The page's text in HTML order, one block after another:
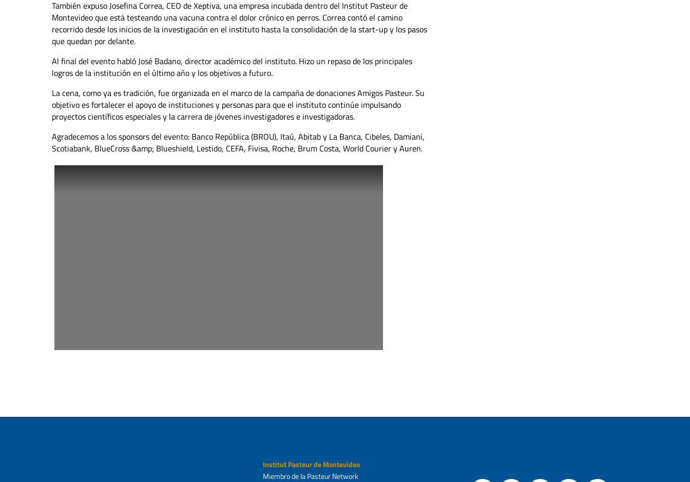
También expuso Josefina Correa, CEO de Xeptiva, una empresa incubada dentro del Institut Pasteur de
Montevideo que está testeando una vacuna contra el dolor crónico en perros. Correa contó el camino
recorrido desde los inicios de la investigación en el instituto hasta la consolidación de la start-up y los pasos
que quedan por delante.
Al final del evento habló José Badano, director académico del instituto. Hizo un repaso de los principales
logros de la institución en el último año y los objetivos a futuro.
La cena, como ya es tradición, fue organizada en el marco de la campaña de donaciones Amigos Pasteur. Su
objetivo es fortalecer el apoyo de instituciones y personas para que el instituto continúe impulsando
proyectos científicos especiales y la carrera de jóvenes investigadores e investigadoras.
Agradecemos a los sponsors del evento: Banco República (BROU), Itaú, Abitab y La Banca, Cibeles, Damiani,
Scotiabank, BlueCross &amp; Blueshield, Lestido, CEFA, Fivisa, Roche, Brum Costa, World Courier y Auren.
Institut Pasteur de Montevideo
Miembro de la Pasteur Network